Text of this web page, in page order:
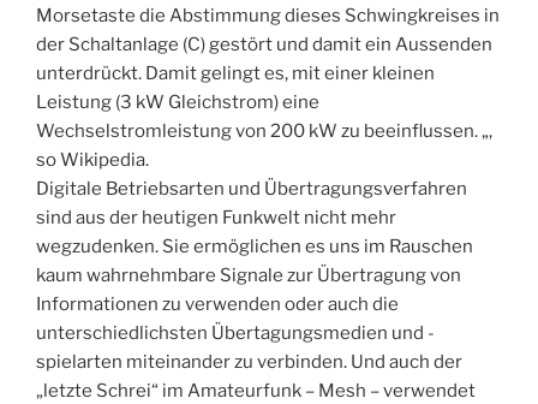
Morsetaste die Abstimmung dieses Schwingkreises in
der Schaltanlage (C) gestört und damit ein Aussenden
unterdrückt. Damit gelingt es, mit einer kleinen
Leistung (3 kW Gleichstrom) eine
Wechselstromleistung von 200 kW zu beeinflussen. „,
so Wikipedia.
Digitale Betriebsarten und Übertragungsverfahren
sind aus der heutigen Funkwelt nicht mehr
wegzudenken. Sie ermöglichen es uns im Rauschen
kaum wahrnehmbare Signale zur Übertragung von
Informationen zu verwenden oder auch die
unterschiedlichsten Übertagungsmedien und -
spielarten miteinander zu verbinden. Und auch der
„letzte Schrei“ im Amateurfunk – Mesh – verwendet